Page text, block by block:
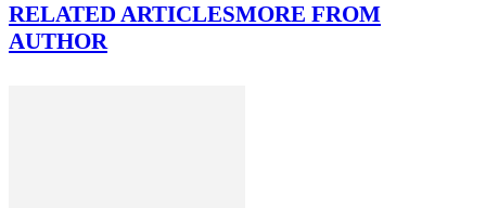
RELATED ARTICLESMORE FROM
AUTHOR